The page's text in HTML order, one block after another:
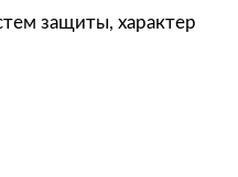
защиты, характер